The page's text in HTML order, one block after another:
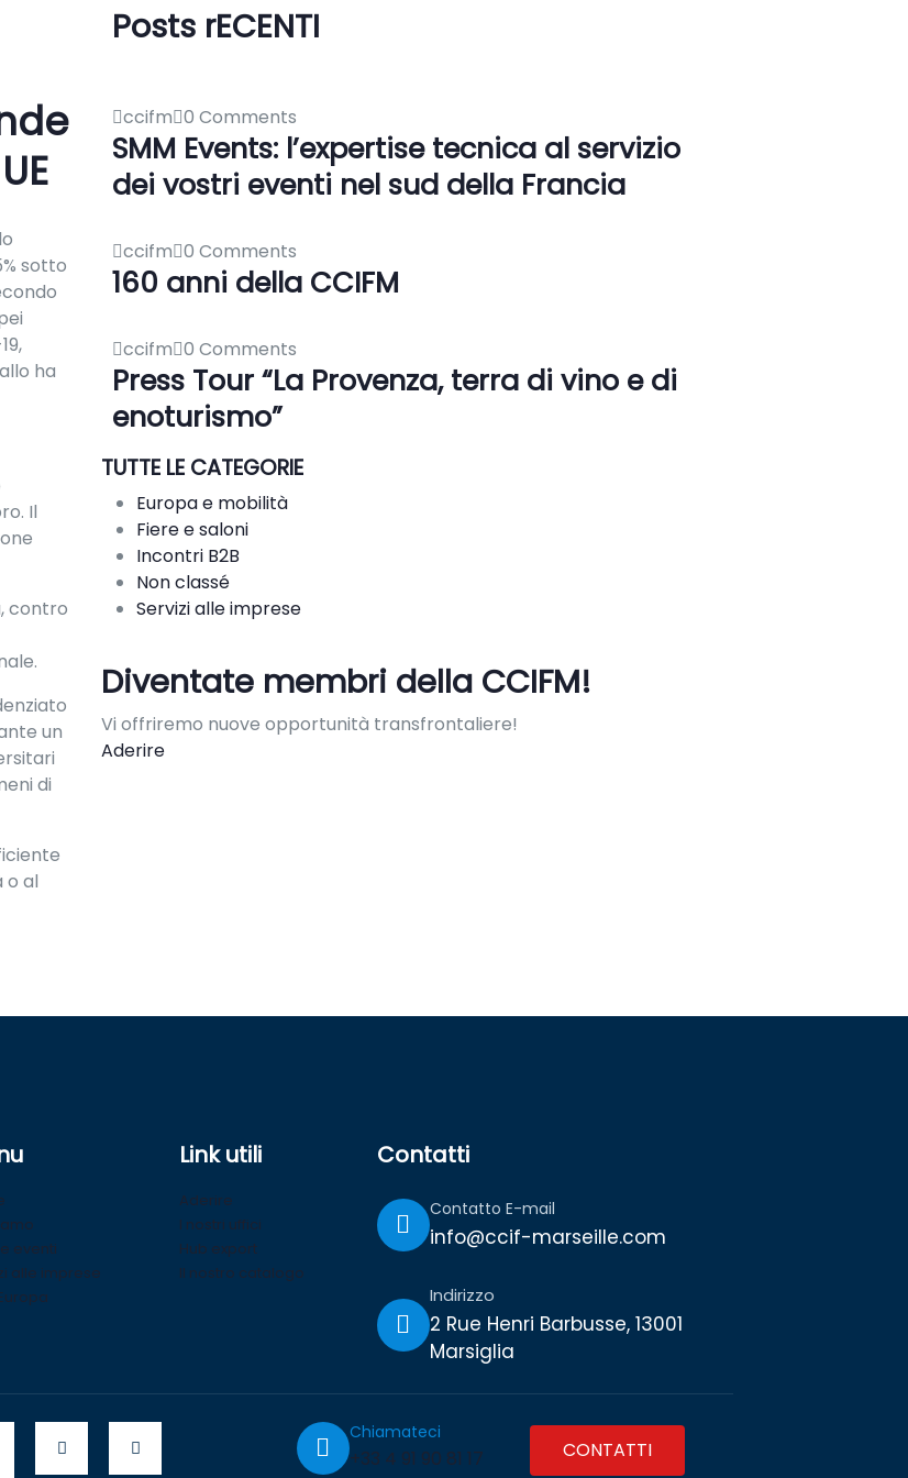
sotto
ha
Il
contro
un
di
o al
Posts rECENTI
ccifm 0 Comments
SMM Events: l’expertise tecnica al servizio
dei vostri eventi nel sud della Francia
ccifm 0 Comments
160 anni della CCIFM
ccifm 0 Comments
Press Tour “La Provenza, terra di vino e di
enoturismo”
TUTTE LE CATEGORIE
Europa e mobilità
Fiere e saloni
Incontri B2B
Non classé
Servizi alle imprese
Diventate membri della CCIFM!
Vi offriremo nuove opportunità transfrontaliere!
Aderire
eventi
alle imprese
Link utili
Aderire
I nostri uffici
Hub export
Il nostro catalogo
Contatti
Contatto E-mail
info@ccif-marseille.com
Indirizzo
2 Rue Henri Barbusse, 13001
Marsiglia
Chiamateci
+33 4 91 90 81 17 CONTATTI